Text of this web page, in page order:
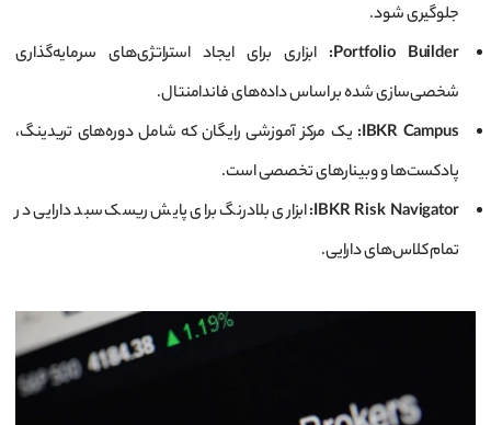
جلوگیری شود.
Portfolio Builder:
ابزاری برای ایجاد استراتژی‌های سرمایه‌گذاری
شخصی‌سازی شده بر اساس داده‌های فاندامنتال.
IBKR Campus: یک مرکز آموزشی رایگان که شامل دوره‌های تریدینگ،
پادکست‌ها و وبینارهای تخصصی است.
IBKR Risk Navigator: ابزاری بلادرنگ برای پایش ریسک سبد دارایی در
تمام کلاس‌های دارایی.